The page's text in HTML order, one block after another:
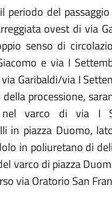
del
ovest di via
senso di
e via I
Garibaldi/via I
processione,
varco di via I
in piazza Duomo,
in poliuretano di
varco di piazza
via Oratorio San